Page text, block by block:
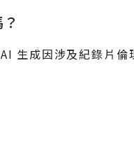
生成因涉及紀錄片